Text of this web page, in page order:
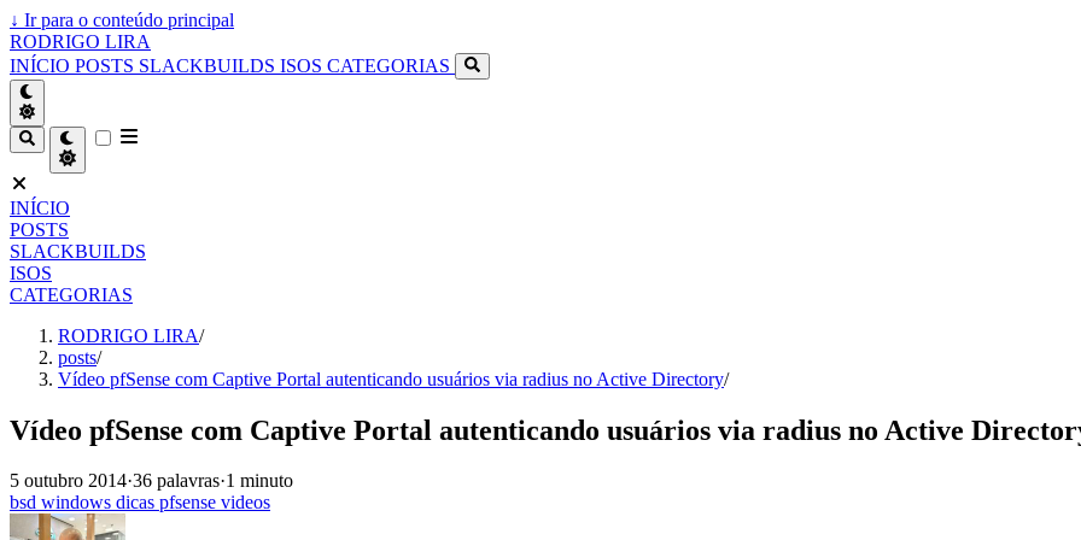
↓ Ir para o conteúdo principal
RODRIGO LIRA
INÍCIO POSTS SLACKBUILDS ISOS CATEGORIAS
INÍCIO
POSTS
SLACKBUILDS
ISOS
CATEGORIAS
RODRIGO LIRA/
posts/
Vídeo pfSense com Captive Portal autenticando usuários via radius no Active Directory/
Vídeo pfSense com Captive Portal autenticando usuários via radius no Active
5 outubro 2014·36 palavras·1 minuto
bsd windows dicas pfsense videos